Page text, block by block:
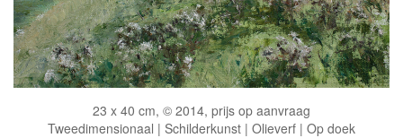
23 x 40 cm, © 2014, prijs op aanvraag
Tweedimensionaal | Schilderkunst | Olieverf | Op doek